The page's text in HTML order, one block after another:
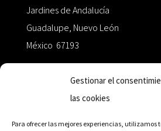
Gestionar el
las cookies
Para ofrecer las mejores experiencias, utilizamos
Jardines de Andalucía
Guadalupe, Nuevo León
México 67193
+52 811.499.5638